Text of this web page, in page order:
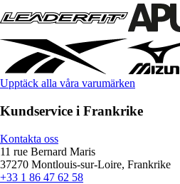
Upptäck alla våra varumärken
Kundservice i Frankrike
Kontakta oss
11 rue Bernard Maris
37270 Montlouis-sur-Loire, Frankrike
+33 1 86 47 62 58